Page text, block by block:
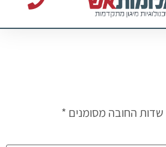
שדות החובה מסומנים *